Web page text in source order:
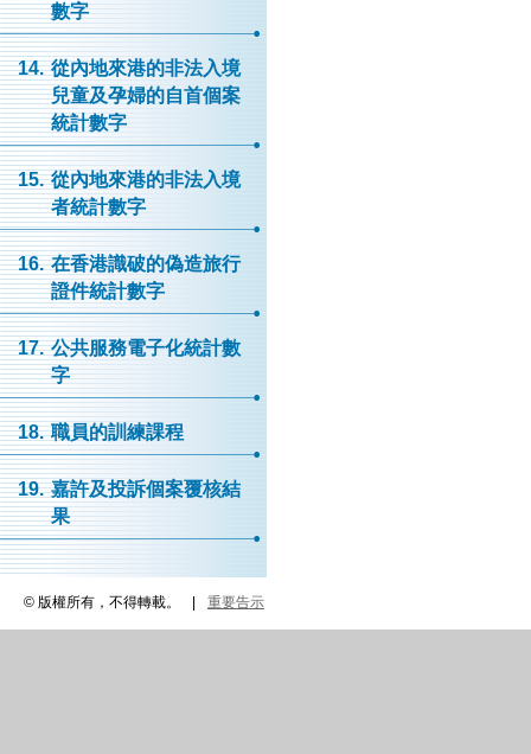
數字
14. 從內地來港的非法入境
兒童及孕婦的自首個案
統計數字
15. 從內地來港的非法入境
者統計數字
16. 在香港識破的偽造旅行
證件統計數字
17. 公共服務電子化統計數
字
18. 職員的訓練課程
19. 嘉許及投訴個案覆核結
果
© 版權所有，不得轉載。 重要告示